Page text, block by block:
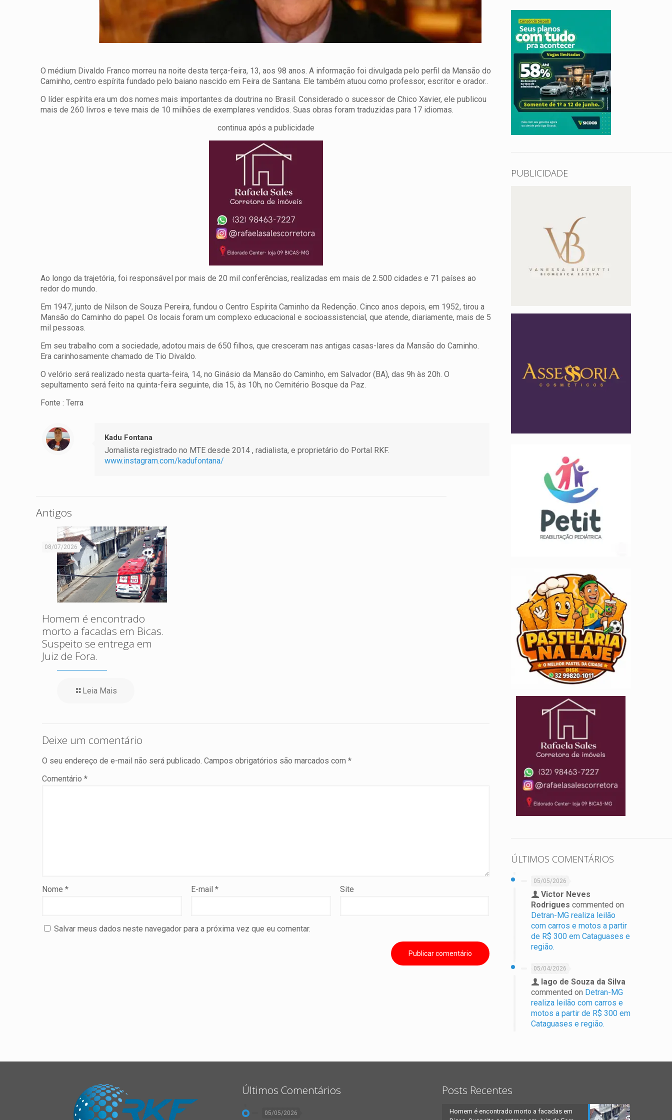
O médium Divaldo Franco morreu na noite desta terça-feira, 13, aos 98 anos. A informação foi divulgada pelo perfil da Mansão do
Caminho, centro espírita fundado pelo baiano nascido em Feira de Santana. Ele também atuou como professor, escritor e orador..
O líder espírita era um dos nomes mais importantes da doutrina no Brasil. Considerado o sucessor de Chico Xavier, ele publicou
mais de 260 livros e teve mais de 10 milhões de exemplares vendidos. Suas obras foram traduzidas para 17 idiomas.
continua após a publicidade
Ao longo da trajetória, foi responsável por mais de 20 mil conferências, realizadas em mais de 2.500 cidades e 71 países ao
redor do mundo.
Em 1947, junto de Nilson de Souza Pereira, fundou o Centro Espírita Caminho da Redenção. Cinco anos depois, em 1952, tirou a
Mansão do Caminho do papel. Os locais foram um complexo educacional e socioassistencial, que atende, diariamente, mais de 5
mil pessoas.
Em seu trabalho com a sociedade, adotou mais de 650 filhos, que cresceram nas antigas casas-lares da Mansão do Caminho.
Era carinhosamente chamado de Tio Divaldo.
O velório será realizado nesta quarta-feira, 14, no Ginásio da Mansão do Caminho, em Salvador (BA), das 9h às 20h. O
sepultamento será feito na quinta-feira seguinte, dia 15, às 10h, no Cemitério Bosque da Paz.
Fonte : Terra
Kadu Fontana
Jornalista registrado no MTE desde 2014 , radialista, e proprietário do Portal RKF.
www.instagram.com/kadufontana/
Antigos
08/07/2026
Homem é encontrado
morto a facadas em Bicas.
Suspeito se entrega em
Juiz de Fora.
Leia Mais
Deixe um comentário
O seu endereço de e-mail não será publicado. Campos obrigatórios são marcados com *
Comentário *
Nome * E-mail* Site
Salvar meus dados neste navegador para a próxima vez que eu comentar.
PUBLICIDADE
ÚLTIMOS COMENTÁRIOS
05/05/2026
Victor Neves
Rodrigues commented on
Detran-MG realiza leilão
com carros e motos a partir
de R$ 300 em Cataguases e
região.
05/04/2026
Iago de Souza da Silva
commented on Detran-MG
realiza leilão com carros e
motos a partir de R$ 300 em
Cataguases e região.
Últimos Comentários
05/05/2026
Posts Recentes
Homem é encontrado morto a facadas em